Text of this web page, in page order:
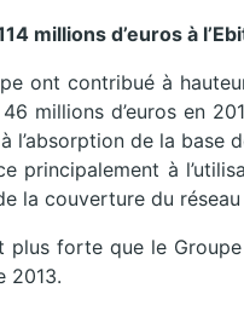
millions d’euros à
ont contribué à
millions d’euros en
l’absorption de la
principalement à
la couverture du
plus forte que le
2013.